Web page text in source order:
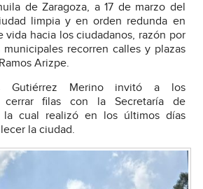
de Zaragoza, a 17 de marzo del
limpia y en orden redunda en
vida hacia los ciudadanos, razón por
recorren calles y plazas
Arizpe.
Gutiérrez Merino invitó a los
cerrar filas con la Secretaría de
la cual realizó en los últimos días
la ciudad.